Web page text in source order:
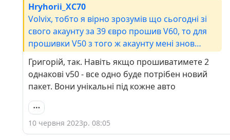
Hryhorii_ХС70
Volvix, тобто я вірно зрозумів що сьогодні зі
свого акаунту за 39 євро прошив V60, то для
прошивки V50 з того ж акаунту мені знов
доведеться платити 39 євро?
Григорій, так. Навіть якщо прошиватимете 2
однакові v50 - все одно буде потрібен новий
пакет. Вони унікальні під кожне авто
10 червня 2023р. 08:05